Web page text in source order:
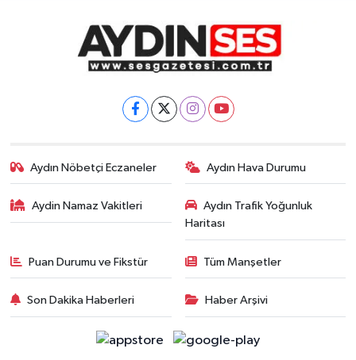
Aydın Nöbetçi Eczaneler Aydın Hava Durumu
Aydin Namaz Vakitleri
Aydın Trafik Yoğunluk
Haritası
Puan Durumu ve Fikstür Tüm Manşetler
Son Dakika Haberleri Haber Arşivi